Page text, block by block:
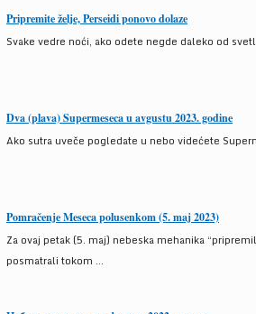
Pripremite želje, Perseidi ponovo dolaze
Svake vedre noći, ako odete negde daleko od
Dva (plava) Supermeseca u avgustu 2023. godine
Ako sutra uveče pogledate u nebo videćete
Pomračenje Meseca polusenkom (5. maj 2023)
Za ovaj petak (5. maj) nebeska mehanika
posmatrali tokom ...